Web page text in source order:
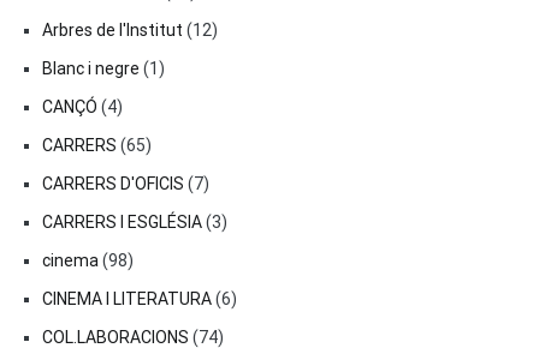
Arbres de l'Institut (12)
Blanc i negre (1)
CANÇÓ (4)
CARRERS (65)
CARRERS D'OFICIS (7)
CARRERS I ESGLÉSIA(3)
cinema (98)
CINEMA I LITERATURA(6)
COL.LABORACIONS (74)